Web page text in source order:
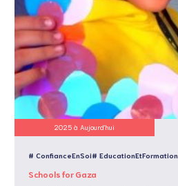
2025 à Aujourd'hui
# ConfianceEnSoi# EducationEtFormation
Schools for Gaza